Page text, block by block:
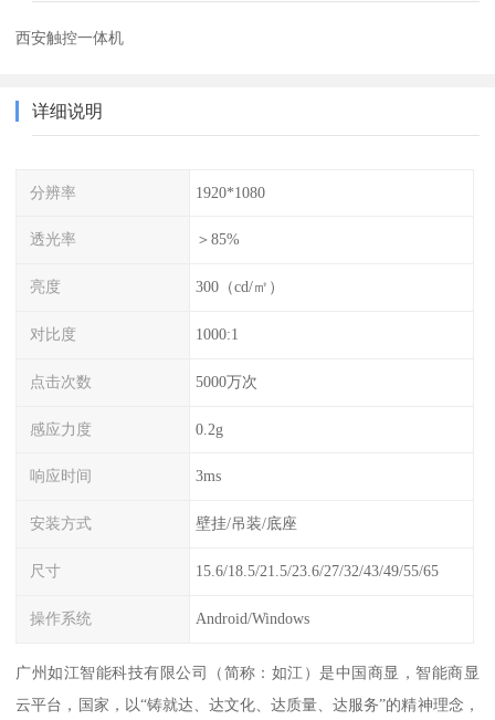
西安触控一体机
详细说明
分辨率 1920*1080
透光率 ＞85%
亮度 300（cd/㎡）
对比度 1000:1
点击次数 5000万次
感应力度 0.2g
响应时间 3ms
安装方式 壁挂/吊装/底座
尺寸 15.6/18.5/21.5/23.6/27/32/43/49/55/65
操作系统 Android/Windows
广州如江智能科技有限公司（简称：如江）是中国商显，智能商显
云平台，国家，以“铸就达、达文化、达质量、达服务”的精神理念，